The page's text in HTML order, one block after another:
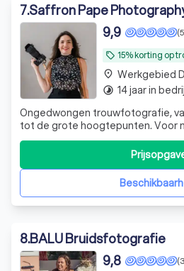
7.Saffron Pape
local_offer 15% korting op
9,9
Ongedwongen trouwfotografie,
tot de grote hoogtepunten. Voor
spontane foto’s van jullie bruiloft.
place Werkgebied
timelapse 14 jaar in
8.BALU Bruidsfotografie
9,8